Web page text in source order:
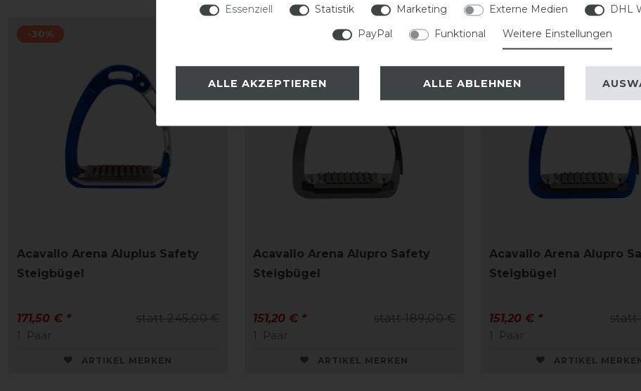
-30%
Acavallo Arena Aluplus Safety
Steigbügel
statt 245,00 €
171,50 € *
1
Paar
ARTIKEL MERKEN
Acavallo Arena Alupro Safety
Steigbügel
statt 189,00 €
151,20 € *
1
Paar
ARTIKEL MERKEN
-20%
Acavallo Arena Alupro
Steigbügel
statt
151,20 € *
1
Paar
ARTIKEL
Essenziell Statistik Marketing Externe Medien
DHL
PayPal
Funktional Weitere Einstellungen
ALLE AKZEPTIEREN ALLE ABLEHNEN